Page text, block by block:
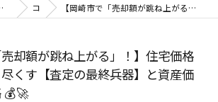
21 W不動産販売 コラム 【岡崎市で「売却額が跳ね上がる」！】住宅価格の裏側を知り尽くす【査定の最終兵器】と資産価値最大化戦略 💰🚀
売却額が跳ね上がる」！】住宅価格
くす【査定の最終兵器】と資産価
💰🚀